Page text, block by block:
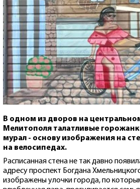
В одном из дворов на
Мелитополя талатливые
мурал - основу изображения на
на велосипедах.
Расписанная стена не так давно
адресу проспект Богдана
изображены улочки города, по